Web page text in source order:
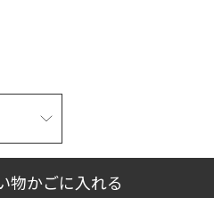
物かごに入れる